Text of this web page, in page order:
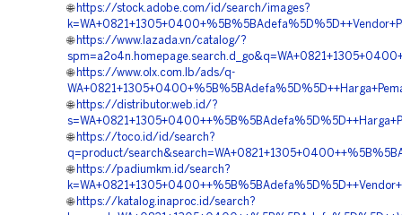
🌐 https://stock.adobe.com/id/search/images?
🌐 https://www.lazada.vn/catalog/?
🌐 https://www.olx.com.lb/ads/q-
🌐 https://distributor.web.id/?
🌐 https://toco.id/id/search?
q=product/
🌐 https://padiumkm.id/search?
🌐 https://katalog.inaproc.id/search?